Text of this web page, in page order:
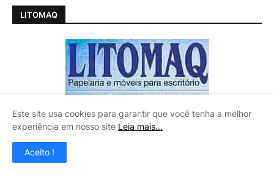
LITOMAQ
Este site usa cookies para garantir que você tenha a melhor
experiência em nosso site Leia mais...
Aceito !